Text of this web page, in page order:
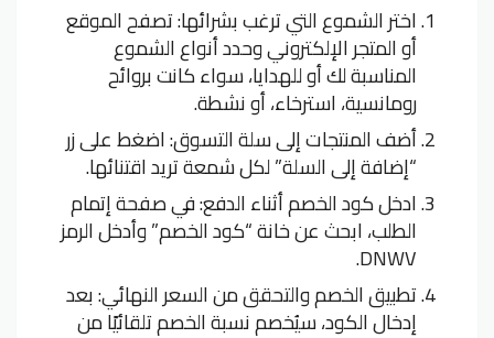
اختر الشموع التي ترغب بشرائها: تصفح الموقع
أو المتجر الإلكتروني وحدد أنواع الشموع
المناسبة لك أو للهدايا، سواء كانت بروائح
رومانسية، استرخاء، أو نشطة.
أضف المنتجات إلى سلة التسوق: اضغط على زر
“إضافة إلى السلة” لكل شمعة تريد اقتنائها.
ادخل كود الخصم أثناء الدفع: في صفحة إتمام
الطلب، ابحث عن خانة “كود الخصم” وأدخل الرمز
DNWV.
تطبيق الخصم والتحقق من السعر النهائي: بعد
إدخال الكود، سيُخصم نسبة الخصم تلقائيًا من